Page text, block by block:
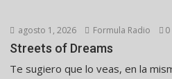
agosto 1, 2026 Formula Radio 0
Streets of Dreams
Te sugiero que lo veas, en la